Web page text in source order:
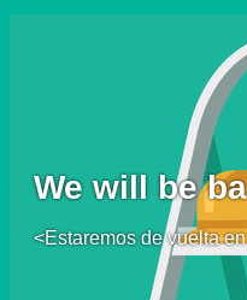
We will be
<Estaremos de vuelta